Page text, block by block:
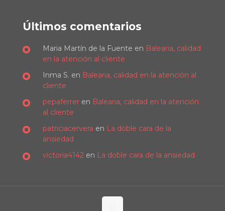
Últimos comentarios
Maria Martín de la Fuente en Balearia, calidad
en la atención al cliente
Inma S. en Balearia, calidad en la atención al
cliente
pepaferrer en Balearia, calidad en la atención
al cliente
patriciacervera en La doble cara de la
ansiedad
victoria4142 en La doble cara de la ansiedad